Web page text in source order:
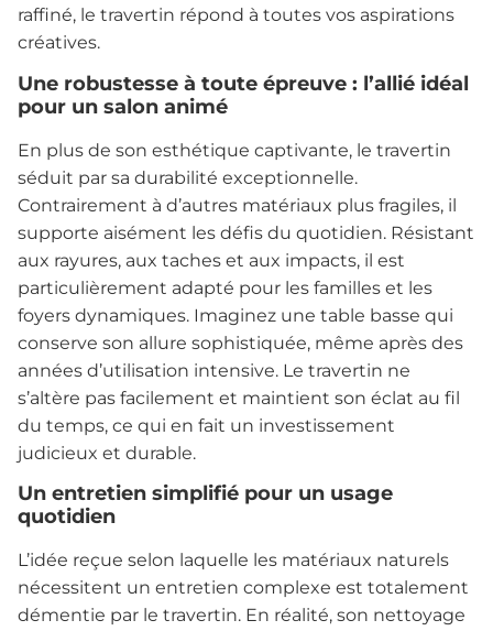
raffiné, le travertin répond à toutes vos aspirations
créatives.
Une robustesse à toute épreuve : l’allié idéal
pour un salon animé
En plus de son esthétique captivante, le travertin
séduit par sa durabilité exceptionnelle.
Contrairement à d’autres matériaux plus fragiles, il
supporte aisément les défis du quotidien. Résistant
aux rayures, aux taches et aux impacts, il est
particulièrement adapté pour les familles et les
foyers dynamiques. Imaginez une table basse qui
conserve son allure sophistiquée, même après des
années d’utilisation intensive. Le travertin ne
s’altère pas facilement et maintient son éclat au fil
du temps, ce qui en fait un investissement
judicieux et durable.
Un entretien simplifié pour un usage
quotidien
L’idée reçue selon laquelle les matériaux naturels
nécessitent un entretien complexe est totalement
démentie par le travertin. En réalité, son nettoyage